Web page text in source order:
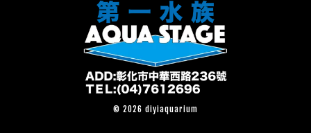
© 2026 diyiaquarium